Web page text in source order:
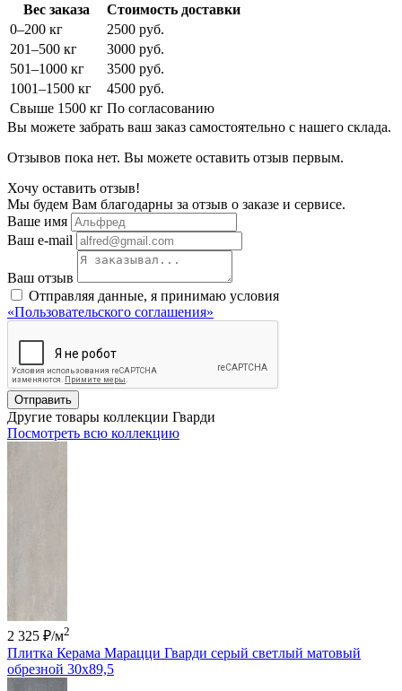
Вес заказа
Стоимость доставки
0–200 кг
2500 руб.
201–500 кг
3000 руб.
501–1000 кг
3500 руб.
1001–1500 кг
4500 руб.
Свыше 1500 кг По согласованию
Вы можете забрать ваш заказ самостоятельно с нашего склада.
Отзывов пока нет. Вы можете оставить отзыв первым.
Хочу оставить отзыв!
Мы будем Вам благодарны за отзыв о заказе и сервисе.
Ваше имя
Ваш e-mail
Ваш отзыв
Отправляя данные, я принимаю условия
«Пользовательского соглашения»
Отправить
Другие товары коллекции Гварди
Посмотреть всю коллекцию
2 325 ₽/м2
Плитка Керама Марацци Гварди серый светлый матовый
обрезной 30x89,5